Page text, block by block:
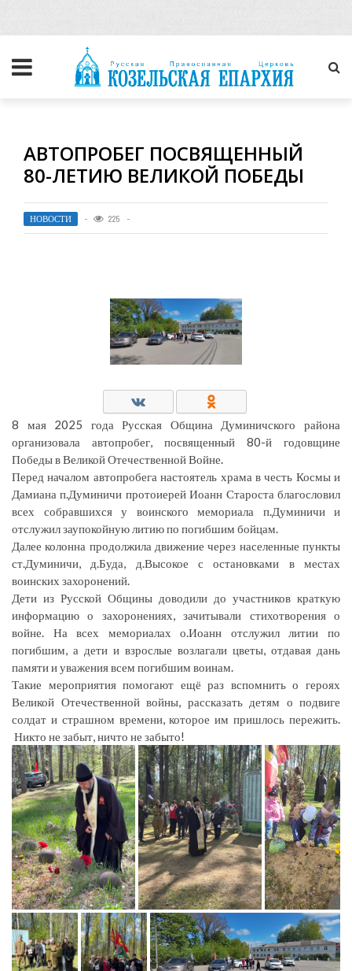
АВТОПРОБЕГ ПОСВЯЩЕННЫЙ
80-ЛЕТИЮ ВЕЛИКОЙ ПОБЕДЫ
НОВОСТИ 225
8 мая 2025 года Русская Община Думиничского района
организовала автопробег, посвященный 80-й годовщине
Победы в Великой Отечественной Войне.
Перед началом автопробега настоятель храма в честь Космы и
Дамиана п.Думиничи протоиерей Иоанн Староста благословил
всех собравшихся у воинского мемориала п.Думиничи и
отслужил заупокойную литию по погибшим бойцам.
Далее колонна продолжила движение через населенные пункты
ст.Думиничи, д.Буда, д.Высокое с остановками в местах
воинских захоронений.
Дети из Русской Общины доводили до участников краткую
информацию о захоронениях, зачитывали стихотворения о
войне. На всех мемориалах о.Иоанн отслужил литии по
погибшим, а дети и взрослые возлагали цветы, отдавая дань
памяти и уважения всем погибшим воинам.
Такие мероприятия помогают ещё раз вспомнить о героях
Великой Отечественной войны, рассказать детям о подвиге
солдат и страшном времени, которое им пришлось пережить.
Никто не забыт, ничто не забыто!